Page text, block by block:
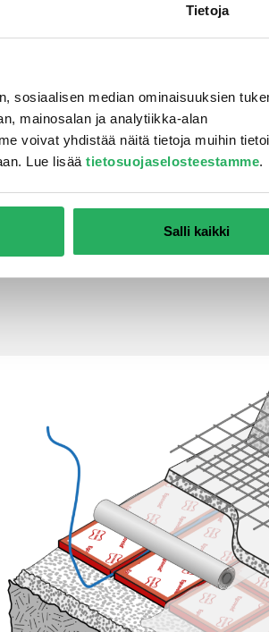
Tietoja
sosiaalisen median ominaisuuksien
mainosalan ja analytiikka-alan
voivat yhdistää näitä tietoja muihin
Lue lisää tietosuojaselosteestamme.
Salli kaikki
tyhjiön muodostaja luo
erotuskerrokset ovat
kuormansiirron
ja luo staattisesti
erottelu tai staattisesti
Egcovoid®-tyhjiön muodostajien